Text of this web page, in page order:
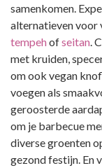
samenkomen.
alternatieven voor
tempehofseitan .
met kruiden,
om ook vegan
voegen als
geroosterde
om je barbecue
diverse groenten
gezond festijn. En